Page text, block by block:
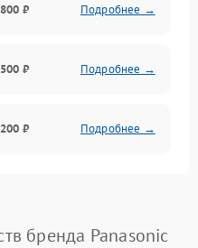
₽ Подробнее →
₽ Подробнее →
₽ Подробнее →
₽ Подробнее →
бренда Panasonic